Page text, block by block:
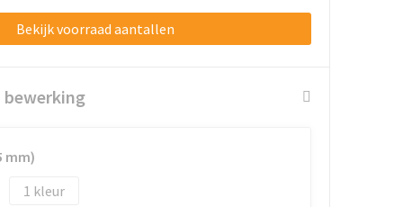
Bekijk voorraad aantallen
bewerking
mm)
1